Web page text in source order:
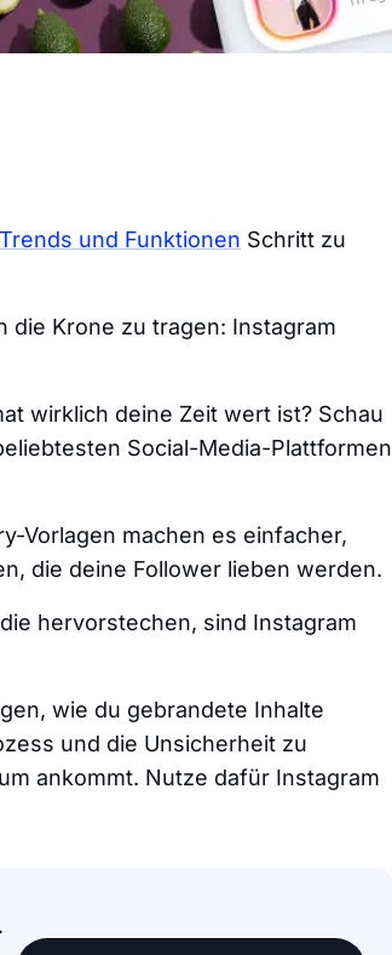
und Funktionen Schritt zu
die Krone zu tragen: Instagram
wirklich deine Zeit wert ist? Schau
Social-Media-Plattformen
Vorlagen machen es einfacher,
die deine Follower lieben werden.
hervorstechen, sind Instagram
wie du gebrandete Inhalte
und die Unsicherheit zu
ankommt. Nutze dafür Instagram